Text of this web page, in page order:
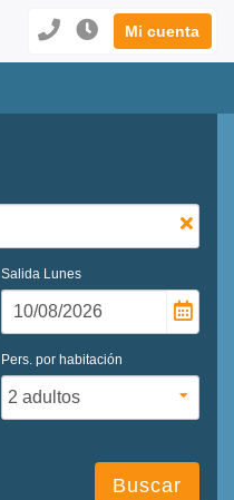
Mi cuenta
Salida Lunes
Pers. por habitación
Buscar